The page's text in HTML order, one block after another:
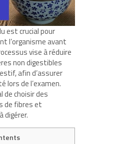
est crucial pour
l’organisme avant
vise à réduire
non digestibles
afin d’assurer
lors de l’examen.
de choisir des
de fibres et
digérer.